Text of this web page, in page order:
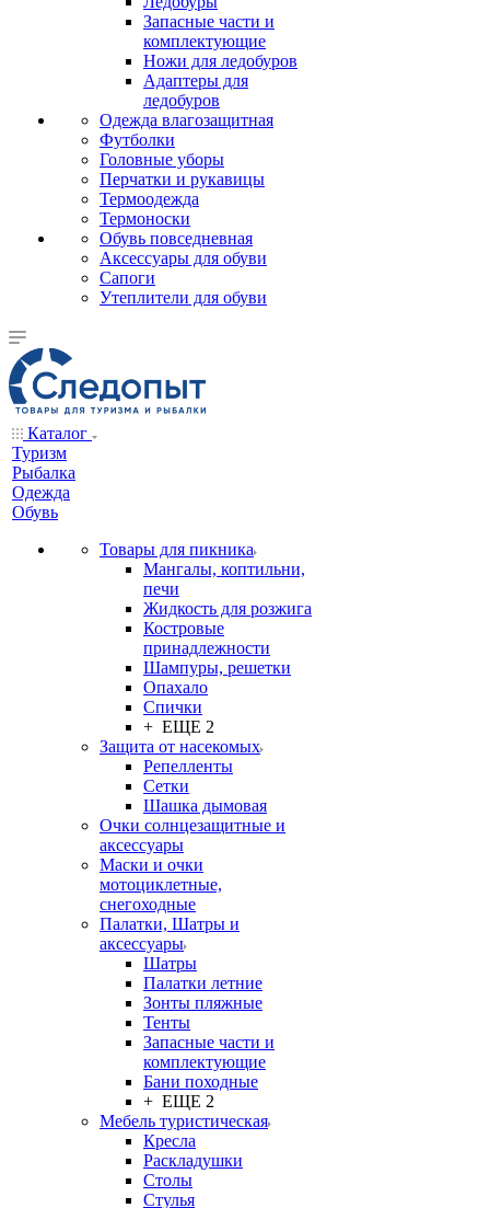
Запасные части и
комплектующие
Ножи для ледобуров
Адаптеры для
ледобуров
Одежда влагозащитная
Футболки
Головные уборы
Перчатки и рукавицы
Термоодежда
Термоноски
Обувь повседневная
Аксессуары для обуви
Сапоги
Утеплители для обуви
Каталог
Туризм
Рыбалка
Одежда
Обувь
Товары для пикника
Мангалы, коптильни,
печи
Жидкость для розжига
Костровые
принадлежности
Шампуры, решетки
Опахало
Спички
+ ЕЩЕ 2
Защита от насекомых
Репелленты
Сетки
Шашка дымовая
Очки солнцезащитные и
аксессуары
Маски и очки
мотоциклетные,
снегоходные
Палатки, Шатры и
аксессуары
Шатры
Палатки летние
Зонты пляжные
Тенты
Запасные части и
комплектующие
Бани походные
+ ЕЩЕ 2
Мебель туристическая
Кресла
Раскладушки
Столы
Стулья